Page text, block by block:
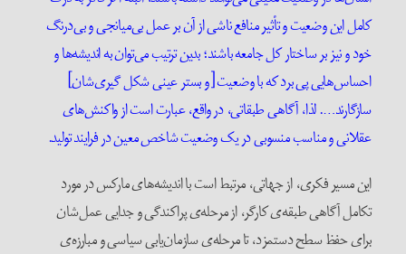
کامل این وضعیت و تأثیر منافع ناشی از آن بر عمل بی‌میانجی و بی‌درنگ
خود و نیز بر ساختار کل جامعه باشند؛ بدین ترتیب می‌توان به اندیشه‌ها و
احساس‌هایی پی برد که با وضعیت [و بستر عینی شکل گیری‌شان]
سازگارند…. لذا، آگاهی طبقاتی، در واقع، عبارت است از واکنش‌های
عقلانی و مناسب منسوبی در یک وضعیت شاخص معین در فرایند تولید.
این مسیر فکری، از جهاتی، مرتبط است با اندیشه‌های مارکس در مورد
تکامل آگاهی طبقه‌ی کارگر، از مرحله‌ی پراکندگی و جدایی عمل‌شان
برای حفظ سطح دستمزد، تا مرحله‌ی سازمان‌یابی سیاسی و مبارزه‌ی